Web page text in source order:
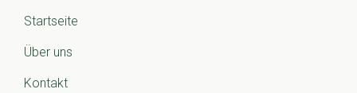
Startseite
Über uns
Kontakt